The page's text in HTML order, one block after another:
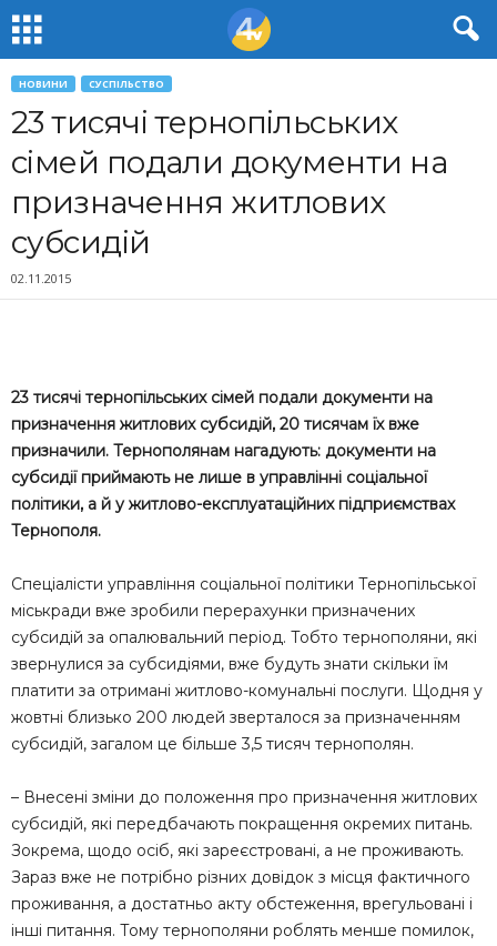
НОВИНИ СУСПІЛЬСТВО
23 тисячі тернопільських
сімей подали документи на
призначення житлових
субсидій
02.11.2015
23 тисячі тернопільських сімей подали документи на
призначення житлових субсидій, 20 тисячам їх вже
призначили. Тернополянам нагадують: документи на
субсидії приймають не лише в управлінні соціальної
політики, а й у житлово-експлуатаційних підприємствах
Тернополя.
Спеціалісти управління соціальної політики Тернопільської
міськради вже зробили перерахунки призначених
субсидій за опалювальний період. Тобто тернополяни, які
звернулися за субсидіями, вже будуть знати скільки їм
платити за отримані житлово-комунальні послуги. Щодня у
жовтні близько 200 людей зверталося за призначенням
субсидій, загалом це більше 3,5 тисяч тернополян.
– Внесені зміни до положення про призначення житлових
субсидій, які передбачають покращення окремих питань.
Зокрема, щодо осіб, які зареєстровані, а не проживають.
Зараз вже не потрібно різних довідок з місця фактичного
проживання, а достатньо акту обстеження, врегульовані і
інші питання. Тому тернополяни роблять менше помилок,